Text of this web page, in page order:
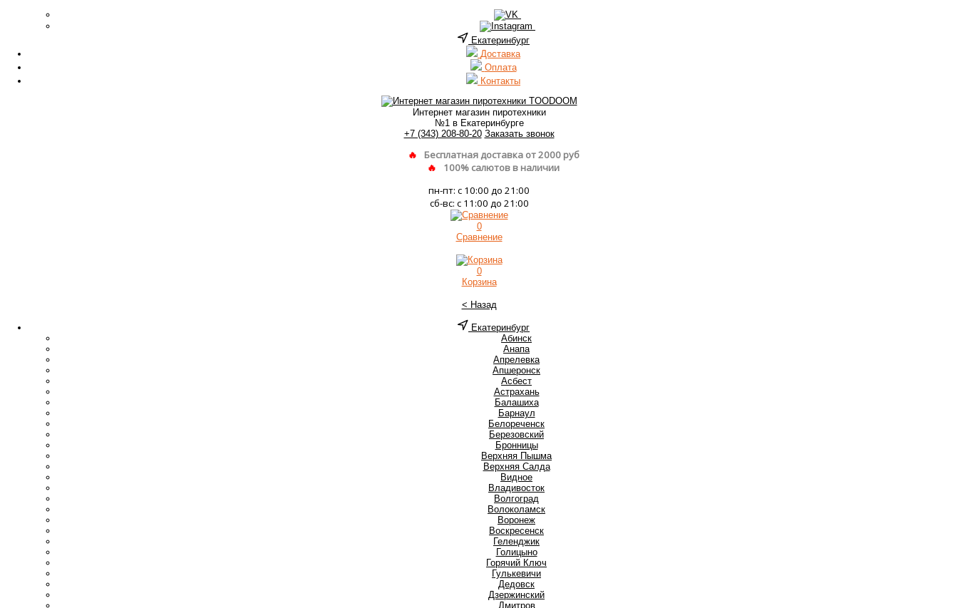
Екатеринбург
Доставка
Оплата
Контакты
Интернет магазин пиротехники
№1 в Екатеринбурге
+7 (343) 208-80-20 Заказать звонок
Бесплатная доставка от 2000 руб
100% салютов в наличии
пн-пт: с 10:00 до 21:00
сб-вс: с 11:00 до 21:00
0
Сравнение
0
Корзина
< Назад
Екатеринбург
Абинск
Анапа
Апрелевка
Апшеронск
Асбест
Астрахань
Балашиха
Барнаул
Белореченск
Березовский
Бронницы
Верхняя Пышма
Верхняя Салда
Видное
Владивосток
Волгоград
Волоколамск
Воронеж
Воскресенск
Геленджик
Голицыно
Горячий Ключ
Гулькевичи
Дедовск
Дзержинский
Дмитров